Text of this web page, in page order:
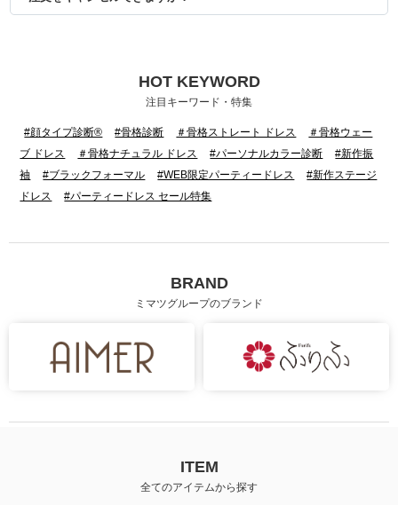
HOT KEYWORD
注目キーワード・特集
#顔タイプ診断® #骨格診断 ＃骨格ストレート ドレス
＃骨格ウェー
ブ ドレス
＃骨格ナチュラル ドレス #パーソナルカラー診断
#新作振
袖
#ブラックフォーマル #WEB限定パーティードレス
#新作ステージ
ドレス
#パーティードレス セール特集
BRAND
ミマツグループのブランド
ITEM
全てのアイテムから探す